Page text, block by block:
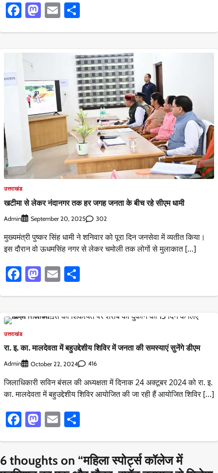
Facebook
Mastodon
Email
उत्तराखंड
खटीमा से लेकर नंदानगर तक हर जगह जनता के बीच रहे सीएम धामी
Admin September 20, 2025 302
मुख्यमंत्री पुष्कर सिंह धामी ने शनिवार को पूरा दिन जनसेवा में व्यतीत किया।
इस दौरान वो ऊधमसिंह नगर से लेकर चमोली तक लोगों से मुलाकात […]
Facebook
Mastodon
Email
उत्तराखंड
रा. इ. का. मालदेवता में बहुउद्देशीय शिविर में जनता की समस्याएं सुनेंगे डीएम
Admin October 22, 2024 416
जिलाधिकारी सविन बंसल की अध्यक्षता में दिनाक 24 अक्टूबर 2024 को रा. इ.
का. मालदेवता में बहुउद्देशीय शिविर आयोजित की जा रही हैं आयोजित शिविर […]
Facebook
Mastodon
Email
6 thoughts on “महिला स्पोर्ट्स कॉलेज में